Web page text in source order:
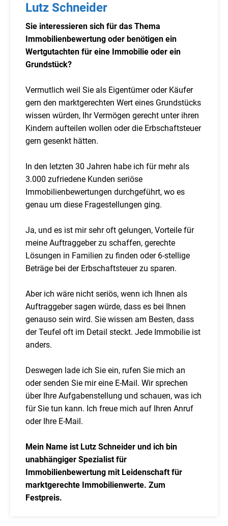
Lutz Schneider
Sie interessieren sich für das Thema
Immobilienbewertung oder benötigen ein
Wertgutachten für eine Immobilie oder ein
Grundstück?
Vermutlich weil Sie als Eigentümer oder Käufer
gern den marktgerechten Wert eines Grundstücks
wissen würden, Ihr Vermögen gerecht unter ihren
Kindern aufteilen wollen oder die Erbschaftsteuer
gern gesenkt hätten.
In den letzten 30 Jahren habe ich für mehr als
3.000 zufriedene Kunden seriöse
Immobilienbewertungen durchgeführt, wo es
genau um diese Fragestellungen ging.
Ja, und es ist mir sehr oft gelungen, Vorteile für
meine Auftraggeber zu schaffen, gerechte
Lösungen in Familien zu finden oder 6-stellige
Beträge bei der Erbschaftsteuer zu sparen.
Aber ich wäre nicht seriös, wenn ich Ihnen als
Auftraggeber sagen würde, dass es bei Ihnen
genauso sein wird. Sie wissen am Besten, dass
der Teufel oft im Detail steckt. Jede Immobilie ist
anders.
Deswegen lade ich Sie ein, rufen Sie mich an
oder senden Sie mir eine E-Mail. Wir sprechen
über Ihre Aufgabenstellung und schauen, was ich
für Sie tun kann. Ich freue mich auf Ihren Anruf
oder Ihre E-Mail.
Mein Name ist Lutz Schneider und ich bin
unabhängiger Spezialist für
Immobilienbewertung mit Leidenschaft für
marktgerechte Immobilienwerte. Zum
Festpreis.